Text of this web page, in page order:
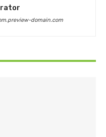
domain.com